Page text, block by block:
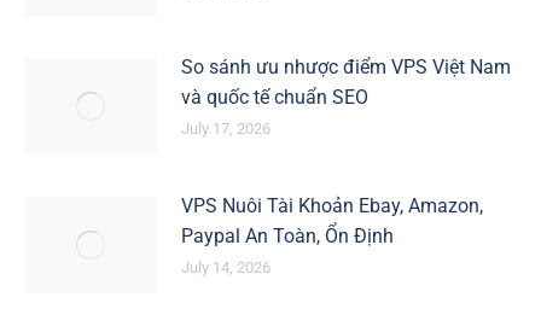
So sánh ưu nhược điểm VPS Việt Nam
và quốc tế chuẩn SEO
July 17, 2026
VPS Nuôi Tài Khoản Ebay, Amazon,
Paypal An Toàn, Ổn Định
July 14, 2026